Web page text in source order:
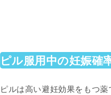
ピル服用中の妊娠確
ピルは高い避妊効果をもつ